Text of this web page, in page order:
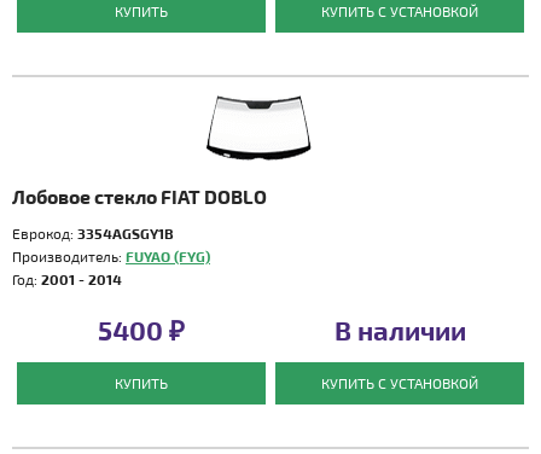
КУПИТЬ КУПИТЬ С УСТАНОВКОЙ
Лобовое стекло FIAT DOBLO
Еврокод: 3354AGSGY1B
Производитель: FUYAO (FYG)
Год: 2001 - 2014
5400 ₽
КУПИТЬ
В наличии
КУПИТЬ С УСТАНОВКОЙ